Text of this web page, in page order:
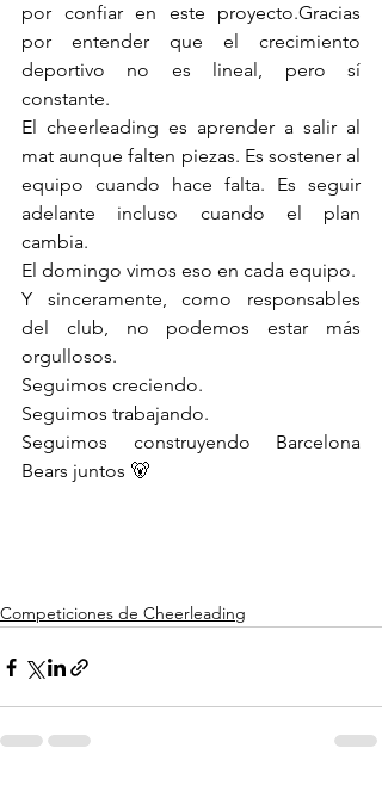
por confiar en este proyecto.Gracias
por entender que el crecimiento
deportivo no es lineal, pero sí
constante.
El cheerleading es aprender a salir al
mat aunque falten piezas. Es sostener al
equipo cuando hace falta. Es seguir
adelante incluso cuando el plan
cambia.
El domingo vimos eso en cada equipo.
Y sinceramente, como responsables
del club, no podemos estar más
orgullosos.
Seguimos creciendo.
Seguimos trabajando.
Seguimos construyendo Barcelona
Bears juntos 🐻
Competiciones de Cheerleading